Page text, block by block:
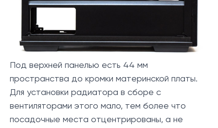
Под верхней панелью есть 44 мм
пространства до кромки материнской платы.
Для установки радиатора в сборе с
вентиляторами этого мало, тем более что
посадочные места отцентрированы, а не